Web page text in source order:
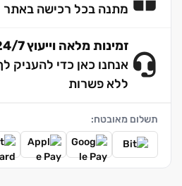
מתנה בכל רכישה באתר
זמינות מלאה וייעוץ 24/7
אנחנו כאן כדי להעניק
ללא פשרות
תשלום מאובטח: